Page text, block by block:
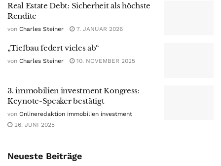
Real Estate Debt: Sicherheit als höchste
Rendite
von Charles Steiner 7. JANUAR 2026
„Tiefbau federt vieles ab“
von Charles Steiner 10. NOVEMBER 2025
3. immobilien investment Kongress:
Keynote-Speaker bestätigt
von Onlineredaktion immobilien investment
26. JUNI 2025
Neueste Beiträge